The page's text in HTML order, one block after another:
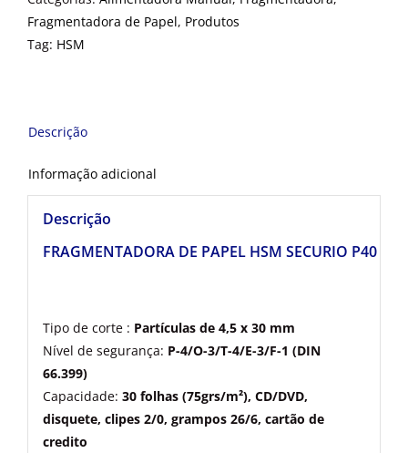
Fragmentadora de Papel, Produtos
Tag: HSM
Descrição
Informação adicional
Descrição
FRAGMENTADORA DE PAPEL HSM SECURIO P40 –
Tipo de corte : Partículas de 4,5 x 30 mm
Nível de segurança: P-4/O-3/T-4/E-3/F-1 (DIN
66.399)
Capacidade: 30 folhas (75grs/m²), CD/DVD,
disquete, clipes 2/0, grampos 26/6, cartão de
credito